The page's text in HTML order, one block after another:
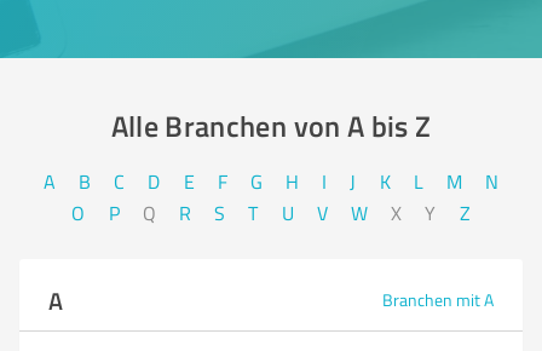
Alle Branchen von A bis Z​
A B C D E F G H I J K L M
N
O
P Q R S T U V W X Y Z
A Branchen mit A